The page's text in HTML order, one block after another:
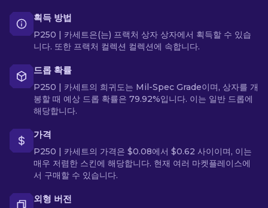
획득 방법
P250 | 카세트은(는) 프랙처 상자 상자에서 획득할 수 있습
니다. 또한 프랙처 컬렉션 컬렉션에 속합니다.
드롭 확률
P250 | 카세트의 희귀도는 Mil-Spec Grade이며, 상자를 개
봉할 때 예상 드롭 확률은 79.92%입니다. 이는 일반 드롭에
해당합니다.
가격
P250 | 카세트의 가격은 $0.08에서 $0.62 사이이며, 이는
매우 저렴한 스킨에 해당합니다. 현재 여러 마켓플레이스에
서 구매할 수 있습니다.
외형 버전